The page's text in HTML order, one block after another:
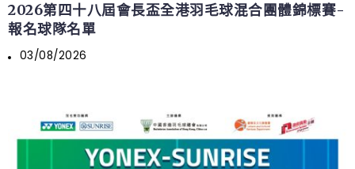
2026第四十八屆會長盃全港羽毛球混合團體錦標賽-
報名球隊名單
03/08/2026